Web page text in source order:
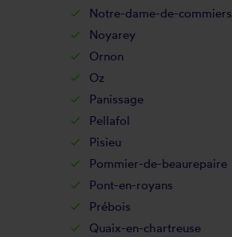
Notre-dame-de-commiers
Noyarey
Ornon
Oz
Panissage
Pellafol
Pisieu
Pommier-de-beaurepaire
Pont-en-royans
Prébois
Quaix-en-chartreuse